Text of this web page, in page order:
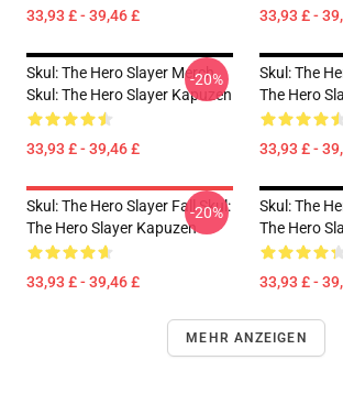
33,93 £ - 39,46 £ 33,93 £ -
Skul: The Hero Slayer Merch
Skul: The Hero Slayer Kapuzen
33,93 £ - 39,46 £
-20%
Skul: The
The Hero
33,93 £ -
Skul: The Hero Slayer Fall Skul:
The Hero Slayer Kapuzen
33,93 £ - 39,46 £
-20%
Skul: The
The Hero
33,93 £ -
MEHR ANZEIGEN